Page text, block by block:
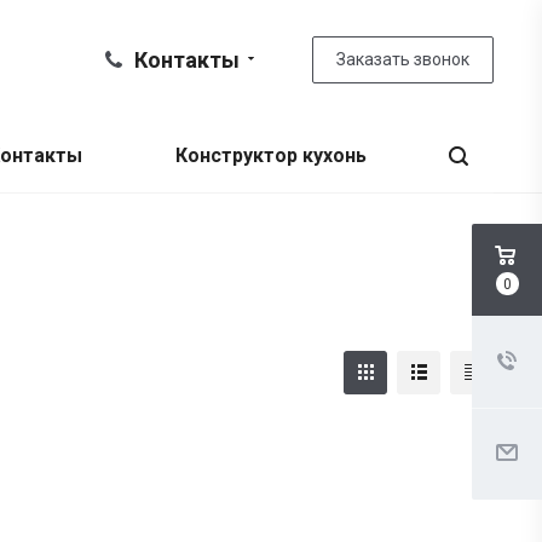
Контакты Заказать звонок
Конструктор кухонь
0